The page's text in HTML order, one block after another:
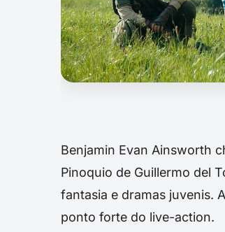
Benjamin Evan Ainsworth
Pinoquio de Guillermo del
fantasia e dramas juvenis.
ponto forte do live-action.